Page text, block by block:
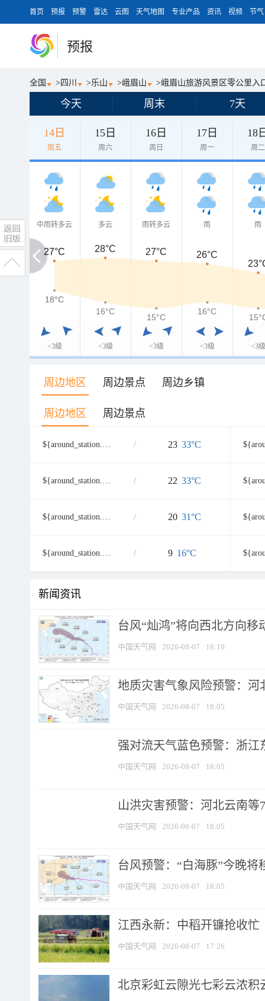
首页 预报 预警 雷达 云图 天气地图 专业产品 资讯 视频 节气
预报
全国 > 四川 >乐山 >峨眉山 >峨眉山旅游风景区零公里入
今天 周末 7天
14日
周五
15日
周六
16日
周日
17日
周一
18
周二
中雨转多云
<3级
多云
<3级
雨转多云
<3级
雨
<3级
雨
<3级
27°C
27°C 28°C 27°C
26°C
18°C
18°C
16°C
15°C
16°C
周边地区 周边景点 周边乡镇
周边地区 周边景点
${around_station.namecn} / 23 33°C
${around_station.namecn} / 22 33°C
${around_station.namecn} / 20 31°C
${around_station.namecn} / 9 16°C
新闻资讯
台风“灿鸿”将向西北方向移
中国天气网 2026-08-07 18:10
地质灾害气象风险预警：河
中国天气网 2026-08-07 18:05
强对流天气蓝色预警：浙江
中国天气网 2026-08-07 18:05
山洪灾害预警：河北云南
中国天气网 2026-08-07 18:05
台风预警：“白海豚”今晚将
中国天气网 2026-08-07 18:05
江西永新：中稻开镰抢收忙
中国天气网 2026-08-07 17:26
北京彩虹云隙光七彩云浓积